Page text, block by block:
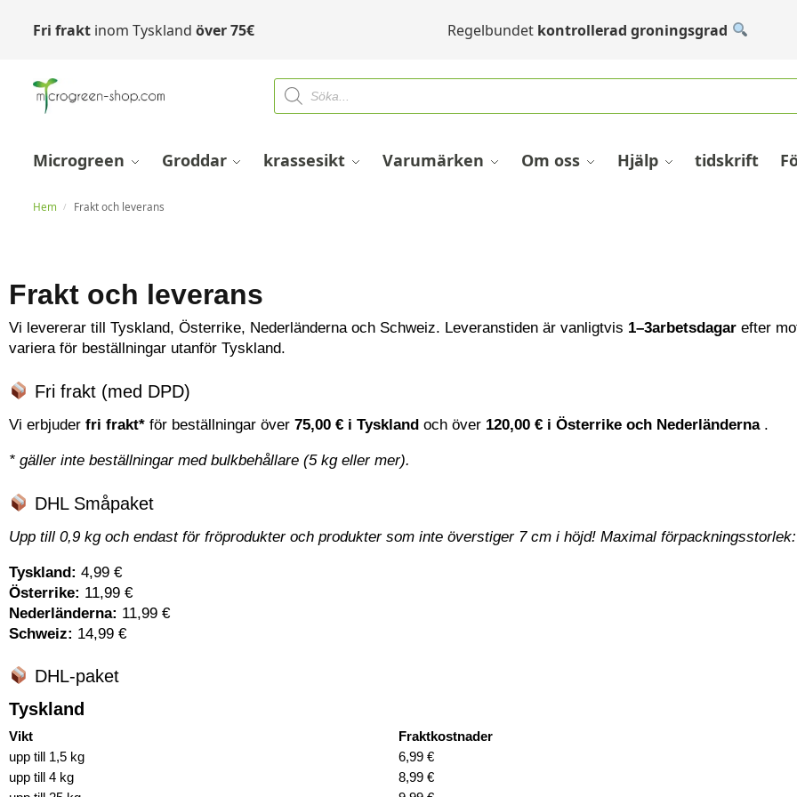
Fri fraktinom Tyskland över75€ Regelbundet kontrollerad groningsgrad
Microgreen Groddar krassesikt Varumärken Om oss Hjälp tidskrift
Hem / Frakt och leverans
Frakt och leverans
Vi levererar till Tyskland, Österrike, Nederländerna och Schweiz. Leveranstiden är vanligtvis 1–3arbetsdagar efter
variera för beställningar utanför Tyskland.
Fri frakt (med DPD)
Vi erbjuder fri frakt* för beställningar över 75,00 € i Tyskland och över 120,00 € i Österrike och Nederländerna.
* gäller inte beställningar med bulkbehållare (5 kg eller mer).
DHL Småpaket
Upp till 0,9 kg och endast för fröprodukter och produkter som inte överstiger 7 cm i höjd! Maximal
Tyskland: 4,99 €
Österrike: 11,99 €
Nederländerna: 11,99 €
Schweiz: 14,99 €
DHL-paket
Tyskland
Vikt
Fraktkostnader
upp till 1,5 kg
6,99 €
upp till 4 kg
8,99 €